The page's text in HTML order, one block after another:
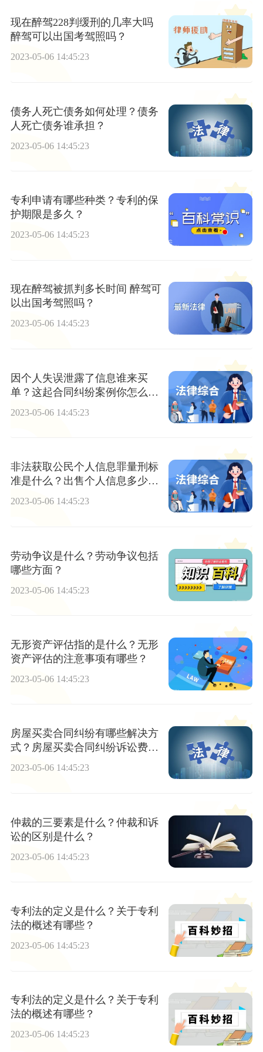
现在醉驾228判缓刑的几率大吗
醉驾可以出国考驾照吗？
2023-05-06 14:45:23
债务人死亡债务如何处理？债务
人死亡债务谁承担？
2023-05-06 14:45:23
专利申请有哪些种类？专利的保
护期限是多久？
2023-05-06 14:45:23
现在醉驾被抓判多长时间 醉驾可
以出国考驾照吗？
2023-05-06 14:45:23
因个人失误泄露了信息谁来买
单？这起合同纠纷案例你怎么
2023-05-06 14:45:23
非法获取公民个人信息罪量刑标
准是什么？出售个人信息多少条
入罪？
2023-05-06 14:45:23
劳动争议是什么？劳动争议包括
哪些方面？
2023-05-06 14:45:23
无形资产评估指的是什么？无形
资产评估的注意事项有哪些？
2023-05-06 14:45:23
房屋买卖合同纠纷有哪些解决方
式？房屋买卖合同纠纷诉讼费怎
么交？
2023-05-06 14:45:23
仲裁的三要素是什么？仲裁和诉
讼的区别是什么？
2023-05-06 14:45:23
专利法的定义是什么？关于专利
法的概述有哪些？
2023-05-06 14:45:23
专利法的定义是什么？关于专利
法的概述有哪些？
2023-05-06 14:45:23